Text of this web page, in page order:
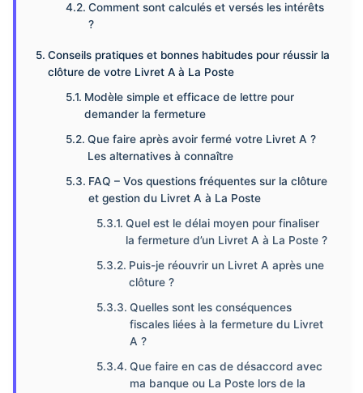
Comment sont calculés et versés les intérêts
?
Conseils pratiques et bonnes habitudes pour réussir la
clôture de votre Livret A à La Poste
Modèle simple et efficace de lettre pour
demander la fermeture
Que faire après avoir fermé votre Livret A ?
Les alternatives à connaître
FAQ – Vos questions fréquentes sur la clôture
et gestion du Livret A à La Poste
Quel est le délai moyen pour finaliser
la fermeture d’un Livret A à La Poste ?
Puis-je réouvrir un Livret A après une
clôture ?
Quelles sont les conséquences
fiscales liées à la fermeture du Livret
A ?
Que faire en cas de désaccord avec
ma banque ou La Poste lors de la